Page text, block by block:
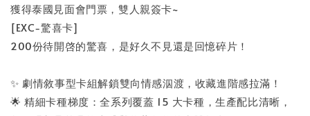
獲得泰國見面會門票，雙人親簽卡~
[EXC-驚喜卡]
200份待開啓的驚喜，是好久不見還是回憶碎片！
✨ 劇情敘事型卡組解鎖雙向情感泅渡，收藏進階感拉滿！
🌟 精細卡種梯度：全系列覆蓋 15 大卡種，生產配比清晰，